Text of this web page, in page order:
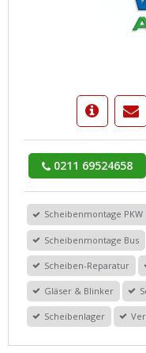
0211 69524658
Scheibenmontage PKW
Scheibenmontage Bus
Scheiben-Reparatur
Gläser & Blinker
Scheibenlager